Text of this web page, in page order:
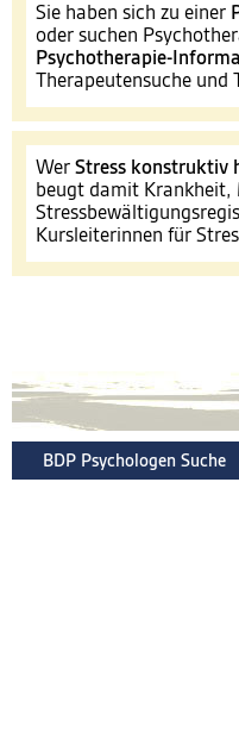
Sie haben sich zu einer
oder suchen
Psychotherapie-
Therapeutensuche und
Wer Stress konstruktiv
beugt damit Krankheit,
Kursleiterinnen für
BDP Psychologen Suche